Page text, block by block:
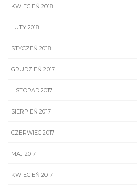
KWIECIEŃ 2018
LUTY 2018
STYCZEŃ 2018
GRUDZIEŃ 2017
LISTOPAD 2017
SIERPIEŃ 2017
CZERWIEC 2017
MAJ 2017
KWIECIEŃ 2017